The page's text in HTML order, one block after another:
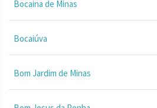
Bocaina de Minas
Bocaiúva
Bom Jardim de Minas